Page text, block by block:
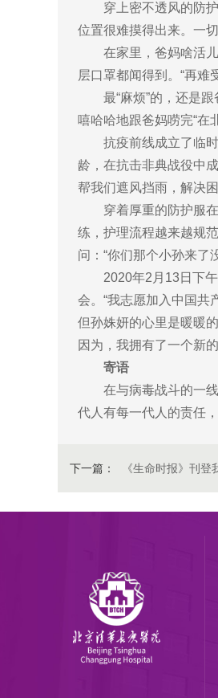
穿上密不透风的防护
位置很难摸得出来。一
在家里，爸妈啥活儿
层口罩都闻得到。“再难
最“麻烦”的，还是跟
嘻哈哈地跟爸妈唠完“在
抗疫前线成立了临时
龄，在抗击非典战役中
帮我们遮风挡雨，解决
穿着厚重的防护服在
练，护理流程越来越规
问：“你们那个小孙来了
2020年2月13日下午
会。“我志愿加入中国
但孙姝妍的心里是暖暖
因为，我拥有了一个新
寄语
在与病毒战斗的一线
代人有每一代人的责任
下一篇： 《生命时报》刊